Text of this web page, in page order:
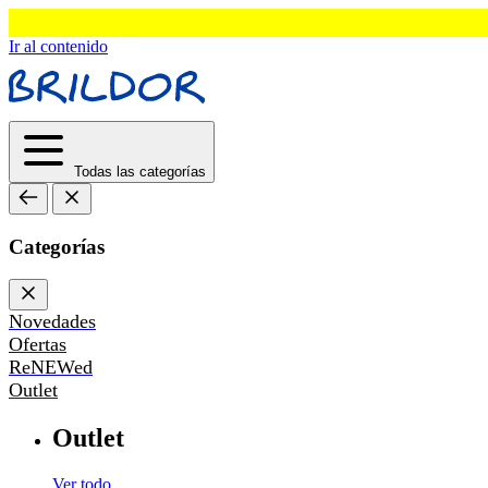
Ir al contenido
Todas las categorías
Categorías
Novedades
Ofertas
ReNEWed
Outlet
Outlet